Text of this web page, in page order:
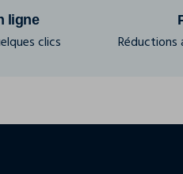
ligne
clics Réductions